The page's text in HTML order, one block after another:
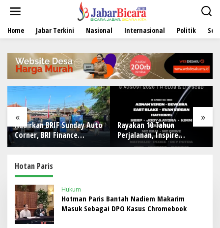
t
Home Jabar Terkini Nasional Internasional Politik
« »
Hadirkan BRIF Sunday Auto
Corner, BRI Finance
Mudahkan Warga Bali
Rayakan 10 Tahun
Perjalanan, Inspire
Artistry Hadirkan Block
Hotan Paris
Hukum
Hotman Paris Bantah Nadiem Makarim
Masuk Sebagai DPO Kasus Chromebook